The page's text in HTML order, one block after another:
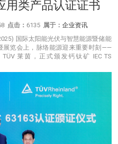
用类产品认证证书
点击： 6135 属于： 企业资讯
国际太阳能光伏与智慧能源暨储能
展览会上，脉络能源迎来重要时刻——
莱茵，正式颁发钙钛矿 IEC TS